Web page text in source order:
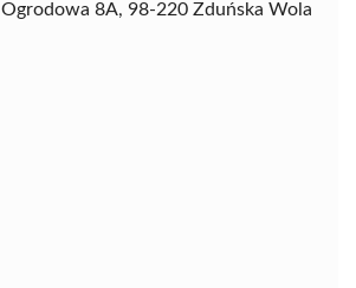
Ogrodowa 8A, 98-220 Zduńska Wola